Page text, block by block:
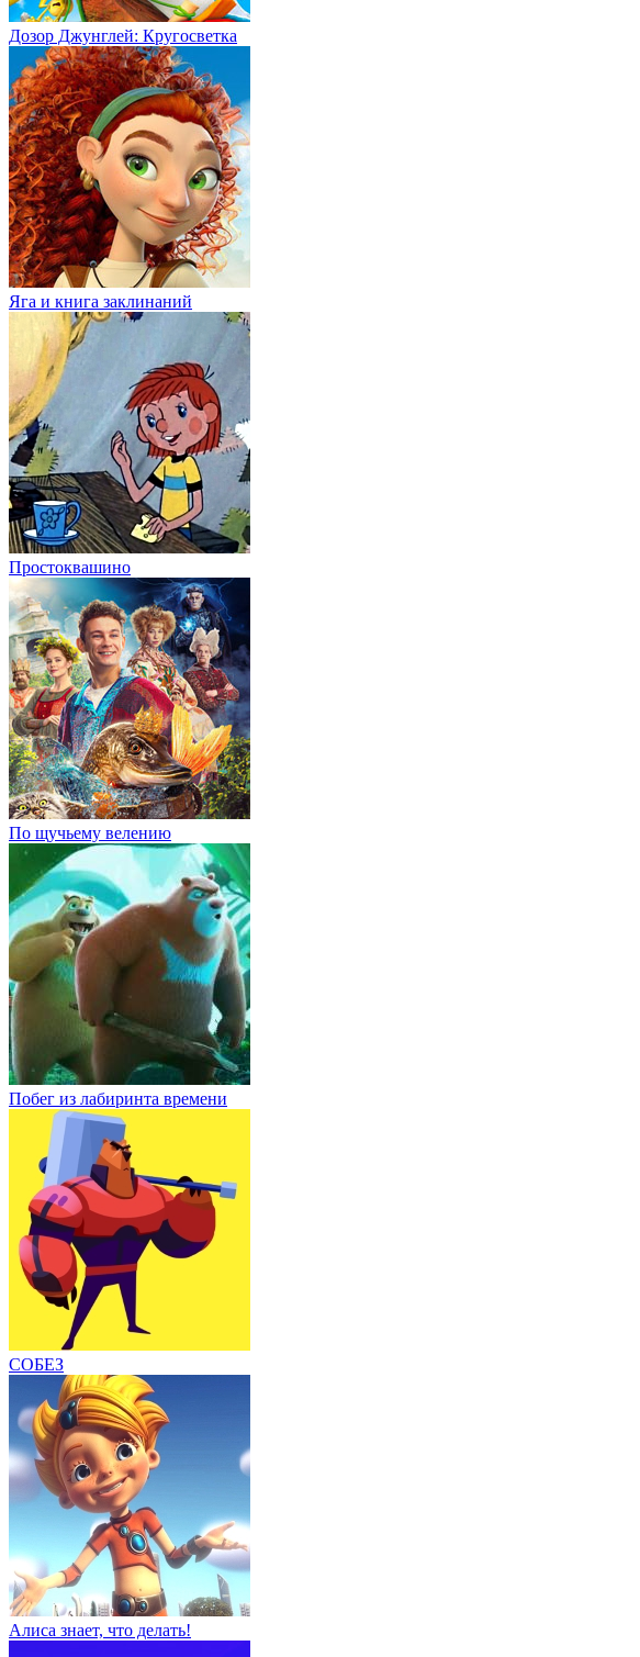
Дозор Джунглей: Кругосветка
Яга и книга заклинаний
Простоквашино
По щучьему велению
Побег из лабиринта времени
СОБЕЗ
Алиса знает, что делать!